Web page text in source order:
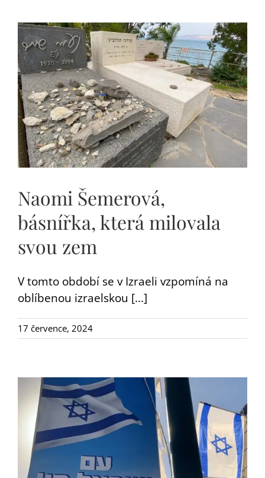
Naomi Šemerová,
básnířka, která milovala
svou zem
V tomto období se v Izraeli vzpomíná na
oblíbenou izraelskou [...]
17 července, 2024